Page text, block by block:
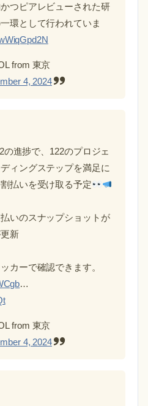
つピアレビューされた研
環として行われていま
from 東京
4, 2024
の進捗で、122のプロジェ
ィングステップを満足に
払いを受け取る予定
いのスナップショットが
新
カーで確認できます。
…
from 東京
4, 2024